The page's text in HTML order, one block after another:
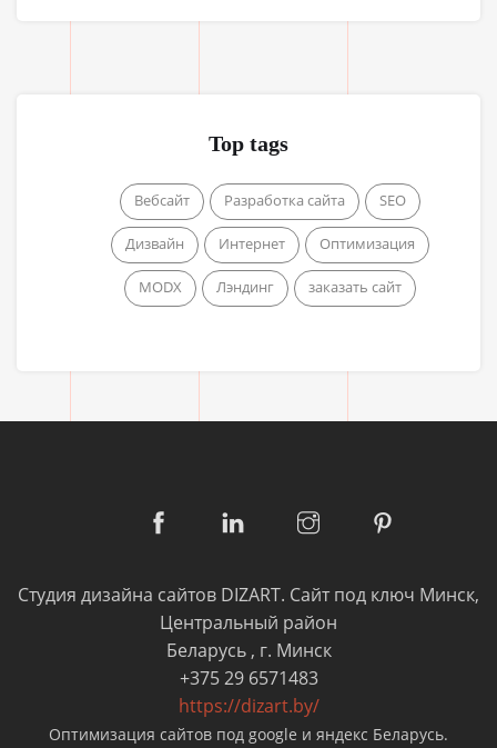
Top tags
Вебсайт Разработка сайта SEO
Дизвайн Интернет Оптимизация
MODX Лэндинг заказать сайт
Студия дизайна сайтов DIZART. Cайт под ключ Минск,
Центральный район
Беларусь , г. Минск
+375 29 6571483
https://dizart.by/
Оптимизация сайтов под google и яндекс Беларусь.